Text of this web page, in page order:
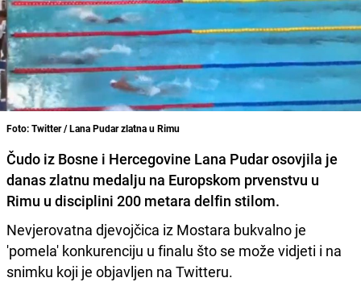
Foto: Twitter / Lana Pudar zlatna u Rimu
Čudo iz Bosne i Hercegovine Lana Pudar osovjila je
danas zlatnu medalju na Europskom prvenstvu u
Rimu u disciplini 200 metara delfin stilom.
Nevjerovatna djevojčica iz Mostara bukvalno je
'pomela' konkurenciju u finalu što se može vidjeti i na
snimku koji je objavljen na Twitteru.